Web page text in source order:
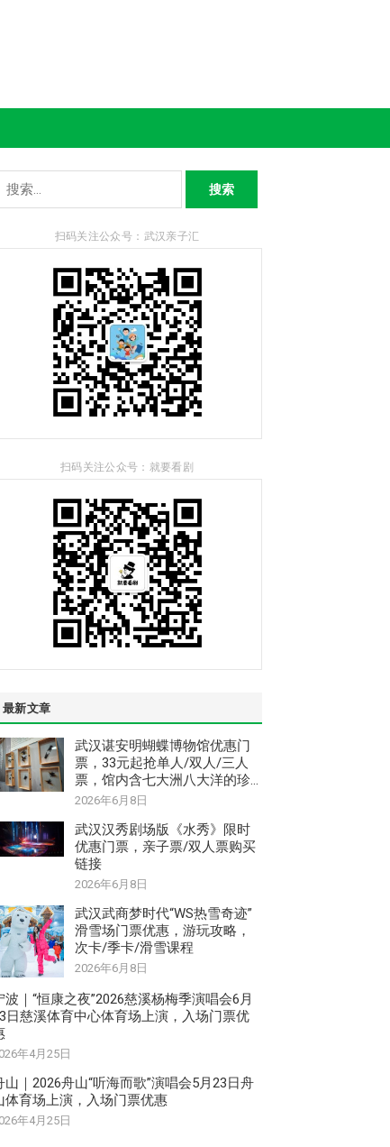
：
扫码关注公众号：武汉亲子汇
扫码关注公众号：就要看剧
最新文章
武汉谌安明蝴蝶博物馆优惠门
票，33元起抢单人/双人/三人
票，馆内含七大洲八大洋的珍
惜稀昆虫和蝴蝶标本
2026年6月8日
武汉汉秀剧场版《水秀》限时
优惠门票，亲子票/双人票购买
链接
2026年6月8日
武汉武商梦时代“WS热雪奇迹”
滑雪场门票优惠，游玩攻略，
次卡/季卡/滑雪课程
2026年6月8日
波｜“恒康之夜”2026慈溪杨梅季演唱会6月
日慈溪体育中心体育场上演，入场门票优
年4月25日
山｜2026舟山“听海而歌”演唱会5月23日舟
体育场上演，入场门票优惠
年4月25日